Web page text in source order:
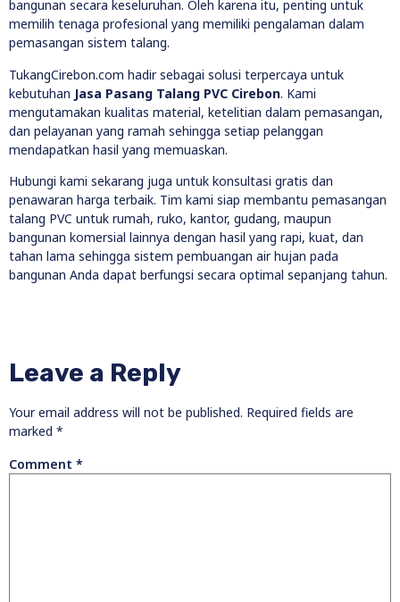
bangunan secara keseluruhan. Oleh karena itu, penting untuk
memilih tenaga profesional yang memiliki pengalaman dalam
pemasangan sistem talang.
TukangCirebon.com hadir sebagai solusi terpercaya untuk
kebutuhan Jasa Pasang Talang PVC Cirebon. Kami
mengutamakan kualitas material, ketelitian dalam pemasangan,
dan pelayanan yang ramah sehingga setiap pelanggan
mendapatkan hasil yang memuaskan.
Hubungi kami sekarang juga untuk konsultasi gratis dan
penawaran harga terbaik. Tim kami siap membantu pemasangan
talang PVC untuk rumah, ruko, kantor, gudang, maupun
bangunan komersial lainnya dengan hasil yang rapi, kuat, dan
tahan lama sehingga sistem pembuangan air hujan pada
bangunan Anda dapat berfungsi secara optimal sepanjang tahun.
Leave a Reply
Your email address will not be published. Required fields are
marked *
Comment *